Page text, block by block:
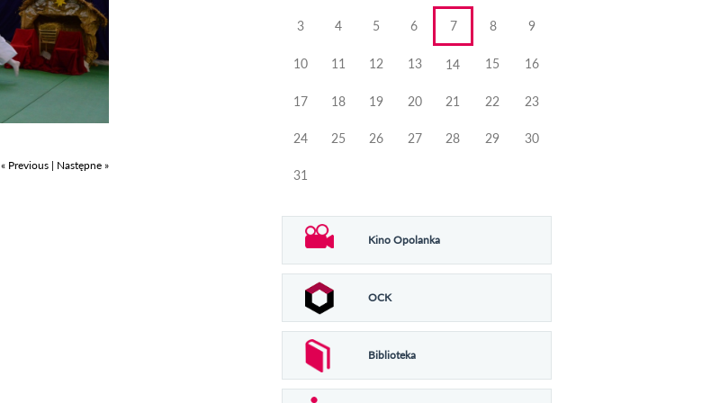
« Previous | Następne »
3 4 5 6 7 8 9
10 11 12 13 14 15 16
17 18 19 20 21 22 23
24 25 26 27 28 29 30
31
Kino Opolanka
OCK
Biblioteka